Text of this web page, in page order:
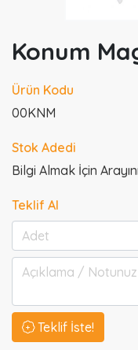
Konum
Ürün Kodu
00KNM
Stok Adedi
Bilgi Almak İçin
Teklif Al
Teklif İste!